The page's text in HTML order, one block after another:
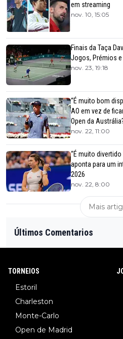
em streaming
nov. 10, 15:05
Finais da Taça
Jogos, Prémios
nov. 23, 19:18
“É muito bom
AO em vez de
Open da
nov. 22, 11:00
“É muito
aponta para um
2026
nov. 22, 8:00
Mais
Últimos Comentarios
TORNEIOS
Estoril
Charleston
Monte-Carlo
Open de Madrid